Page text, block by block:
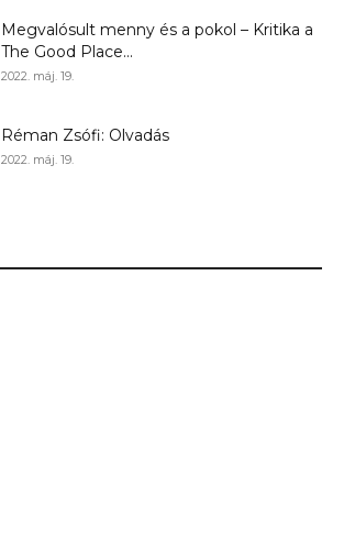
Megvalósult menny és a pokol – Kritika a
The Good Place...
2022. máj. 19.
Réman Zsófi: Olvadás
2022. máj. 19.